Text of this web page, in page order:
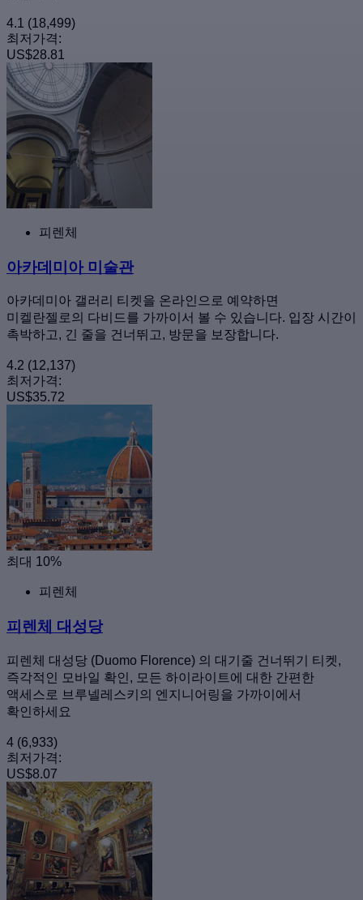
4.1 (18,499)
최저가격:
US$28.81
피렌체
아카데미아 미술관
아카데미아 갤러리 티켓을 온라인으로 예약하면
미켈란젤로의 다비드를 가까이서 볼 수 있습니다. 입장 시간이
촉박하고, 긴 줄을 건너뛰고, 방문을 보장합니다.
4.2 (12,137)
최저가격:
US$35.72
최대 10%
피렌체
피렌체 대성당
피렌체 대성당 (Duomo Florence) 의 대기줄 건너뛰기 티켓,
즉각적인 모바일 확인, 모든 하이라이트에 대한 간편한
액세스로 브루넬레스키의 엔지니어링을 가까이에서
확인하세요
4 (6,933)
최저가격:
US$8.07